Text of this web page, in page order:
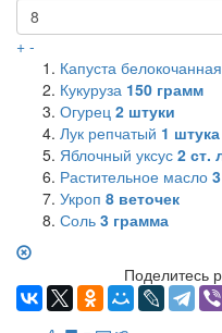
+ -
Капуста белокочанная
Кукуруза 150 грамм
Огурец 2 штуки
Лук репчатый 1 штука
Яблочный уксус 2 ст.
Растительное масло 3
Укроп 8 веточек
Соль 3 грамма
Поделитесь